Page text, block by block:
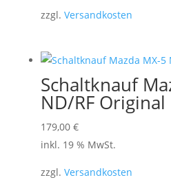
zzgl. Versandkosten
Schaltknauf
ND/RF Original
179,00 €
inkl. 19 % MwSt.
zzgl. Versandkosten